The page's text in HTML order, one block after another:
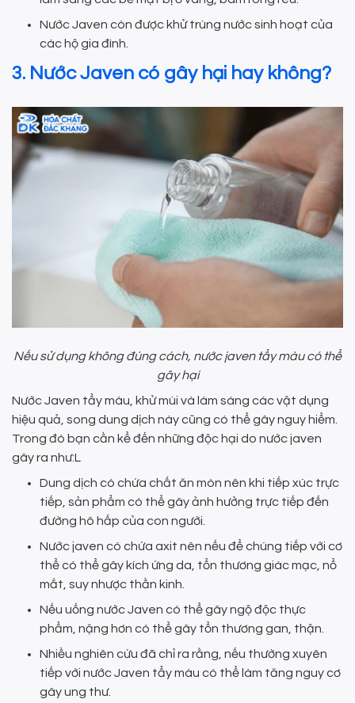
Nước Javen còn được khử trùng nước sinh hoạt của
các hộ gia đình.
3. Nước Javen có gây hại hay không?
Nếu sử dụng không đúng cách, nước javen tẩy màu có thể
gây hại
Nước Javen tẩy màu, khử mùi và làm sáng các vật dụng
hiệu quả, song dung dịch này cũng có thể gây nguy hiểm.
Trong đó bạn cần kể đến những độc hại do nước javen
gây ra như:L
Dung dịch có chứa chất ăn mòn nên khi tiếp xúc trực
tiếp, sản phẩm có thể gây ảnh hưởng trực tiếp đến
đường hô hấp của con người.
Nước javen có chứa axit nên nếu để chúng tiếp với cơ
thể có thể gây kích ứng da, tổn thương giác mạc, nổ
mắt, suy nhược thần kinh.
Nếu uống nước Javen có thể gây ngộ độc thực
phẩm, nặng hơn có thể gây tổn thương gan, thận.
Nhiều nghiên cứu đã chỉ ra rằng, nếu thường xuyên
tiếp với nước Javen tẩy màu có thể làm tăng nguy cơ
gây ung thư.